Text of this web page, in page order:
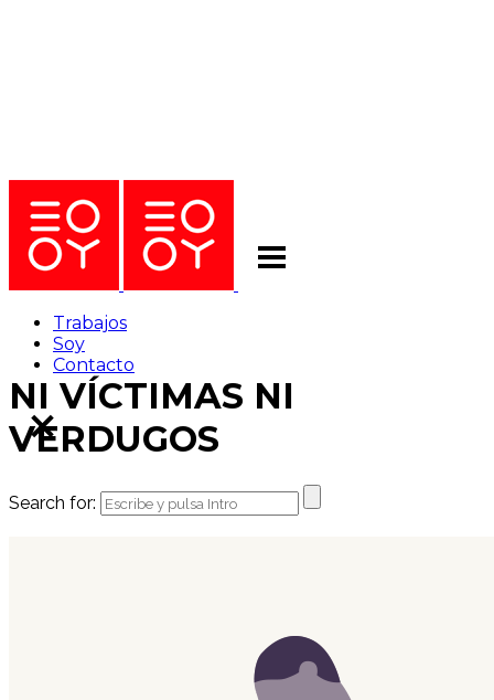
Trabajos
Soy
Contacto
NI VÍCTIMAS NI
VERDUGOS
Search for: